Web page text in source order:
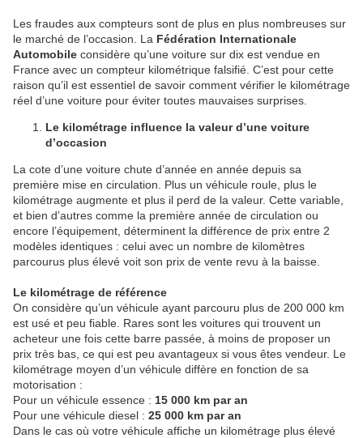
Les fraudes aux compteurs sont de plus en plus nombreuses sur
le marché de l’occasion. La Fédération Internationale
Automobile considère qu’une voiture sur dix est vendue en
France avec un compteur kilométrique falsifié. C’est pour cette
raison qu’il est essentiel de savoir comment vérifier le kilométrage
réel d’une voiture pour éviter toutes mauvaises surprises.
Le kilométrage influence la valeur d’une voiture
d’occasion
La cote d’une voiture chute d’année en année depuis sa
première mise en circulation. Plus un véhicule roule, plus le
kilométrage augmente et plus il perd de la valeur. Cette variable,
et bien d’autres comme la première année de circulation ou
encore l’équipement, déterminent la différence de prix entre 2
modèles identiques : celui avec un nombre de kilomètres
parcourus plus élevé voit son prix de vente revu à la baisse.
Le kilométrage de référence
On considère qu’un véhicule ayant parcouru plus de 200 000 km
est usé et peu fiable. Rares sont les voitures qui trouvent un
acheteur une fois cette barre passée, à moins de proposer un
prix très bas, ce qui est peu avantageux si vous êtes vendeur. Le
kilométrage moyen d’un véhicule diffère en fonction de sa
motorisation :
Pour un véhicule essence : 15 000 km par an
Pour une véhicule diesel : 25 000 km par an
Dans le cas où votre véhicule affiche un kilométrage plus élevé